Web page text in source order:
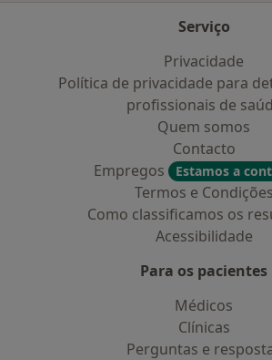
Serviço
Privacidade
Política de privacidade para
profissionais de
Quem somos
Contacto
Empregos
Estamos a
Termos e Condições
Como classificamos os
Acessibilidade
Para os pacientes
Médicos
Clínicas
Perguntas e